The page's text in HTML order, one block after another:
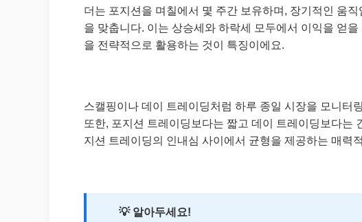
더는 포지션을 며칠에서 몇 주간 보유하며, 장기적인 움
을 맞춥니다. 이는 상승세와 하락세 모두에서 이익을 얻
을 전략적으로 활용하는 것이 특징이에요.
스캘핑이나 데이 트레이딩처럼 하루 종일 시장을 모니터
또한, 포지션 트레이딩보다는 짧고 데이 트레이딩보다는
지션 트레이딩의 인내심 사이에서 균형을 제공하는 매력
💡 알아두세요!